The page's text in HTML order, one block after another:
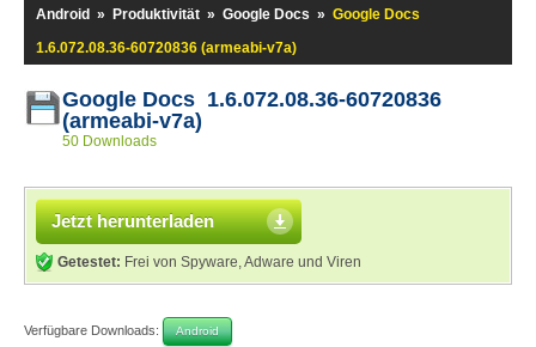
Android » Produktivität » Google Docs » Google Docs
1.6.072.08.36-60720836 (armeabi-v7a)
Google Docs 1.6.072.08.36-60720836
(armeabi-v7a)
50 Downloads
Jetzt herunterladen
Getestet: Frei von Spyware, Adware und Viren
Verfügbare Downloads: Android